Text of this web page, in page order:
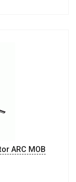
ARC MOB